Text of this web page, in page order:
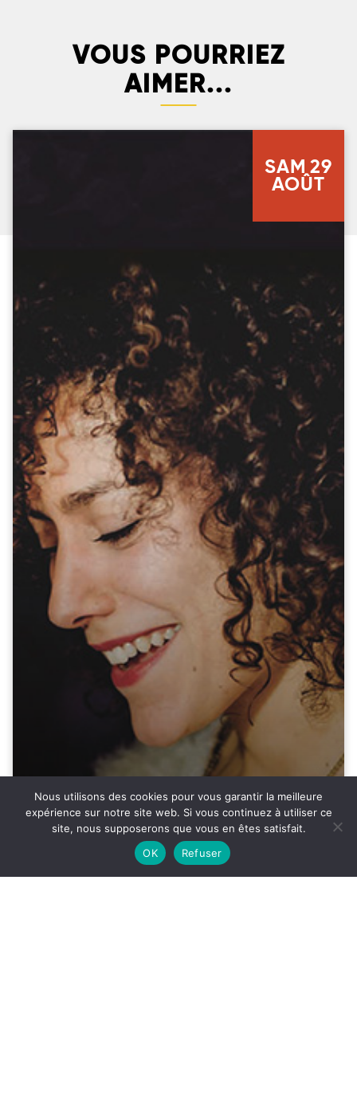
ACCÈS
28°
SON
VOUS POURRIEZ
AIMER...
SAM 29
AOÛT
Nous utilisons des cookies pour vous garantir la meilleure
expérience sur notre site web. Si vous continuez à utiliser ce
site, nous supposerons que vous en êtes satisfait.
OK
Refuser